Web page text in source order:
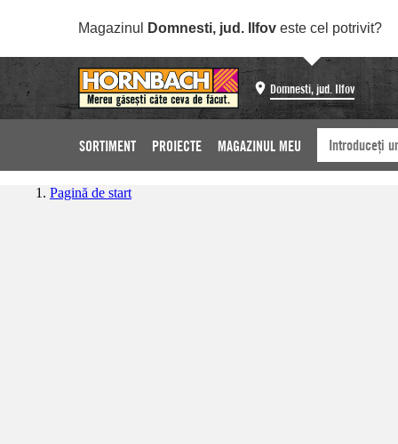
Magazinul Domnesti, jud. Ilfov este cel potrivit?
Domnesti, jud. Ilfov
SORTIMENT PROIECTE MAGAZINUL MEU
Pagină de start